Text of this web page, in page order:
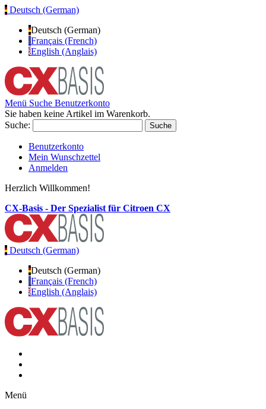
Deutsch (German)
Deutsch (German)
Français (French)
English (Anglais)
Menü Suche Benutzerkonto
Sie haben keine Artikel im Warenkorb.
Suche:
Suche
Benutzerkonto
Mein Wunschzettel
Anmelden
Herzlich Willkommen!
CX-Basis - Der Spezialist für Citroen CX
Deutsch (German)
Deutsch (German)
Français (French)
English (Anglais)
Menü